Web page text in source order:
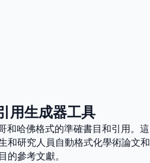
用生成器工具
和哈佛格式的準確書目和引用。這
和研究人員自動格式化學術論文和
的參考文獻。